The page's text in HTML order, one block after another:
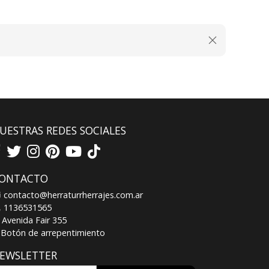
REDES SOCIALES
contacto@herraturrherrajes.com.ar
1136531565
Avenida Fair 355
Botón de arrepentimiento